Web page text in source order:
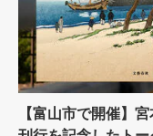
【富山市で開催】